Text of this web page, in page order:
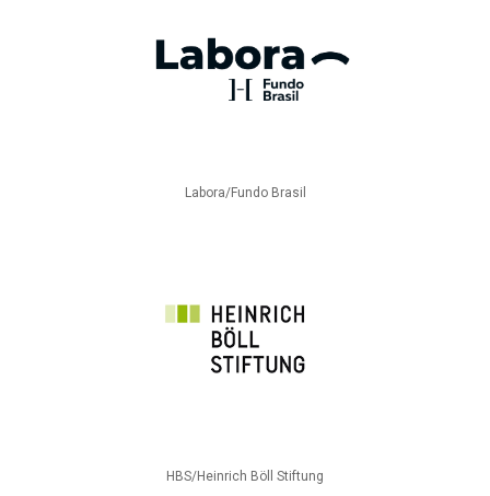
Labora/Fundo Brasil
HBS/Heinrich Böll Stiftung